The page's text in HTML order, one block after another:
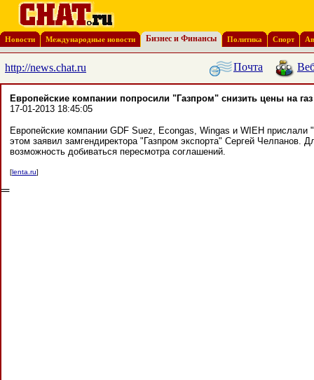
Новости Международные новости Бизнес и Финансы Политика Спорт
http://news.chat.ru Почта
Европейские компании попросили "Газпром" снизить цены на газ
17-01-2013 18:45:05
Европейские компании GDF Suez, Econgas, Wingas и WIEH
этом заявил замгендиректора "Газпром экспорта" Сергей Челпанов.
возможность добиваться пересмотра соглашений.
[lenta.ru]
═